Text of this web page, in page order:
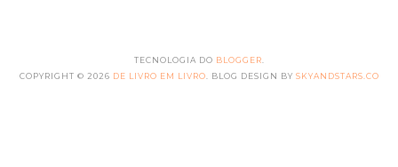
TECNOLOGIA DO BLOGGER.
COPYRIGHT © 2026 DE LIVRO EM LIVRO. BLOG DESIGN BY SKYANDSTARS.CO